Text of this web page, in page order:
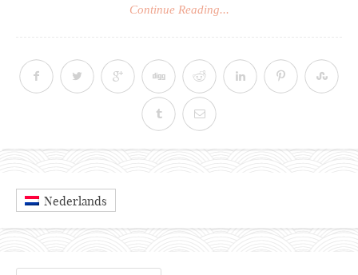
Continue Reading...
Nederlands